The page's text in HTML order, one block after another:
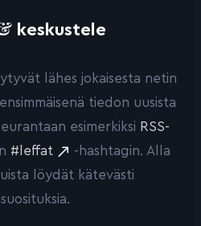
keskustele
lähes jokaisesta netin
tiedon uusista
esimerkiksi RSS-
#leffat
-hashtagin. Alla
löydät kätevästi